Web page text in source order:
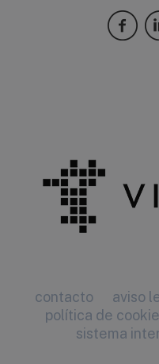
contacto aviso
política de
sistema